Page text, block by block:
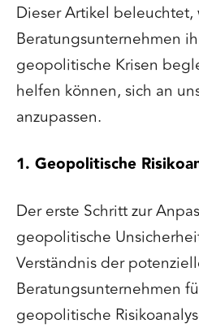
Dieser Artikel beleuchtet,
Beratungsunternehmen
geopolitische Krisen
helfen können, sich an
anzupassen.
1. Geopolitische
Der erste Schritt zur
geopolitische
Verständnis der
Beratungsunternehmen
geopolitische